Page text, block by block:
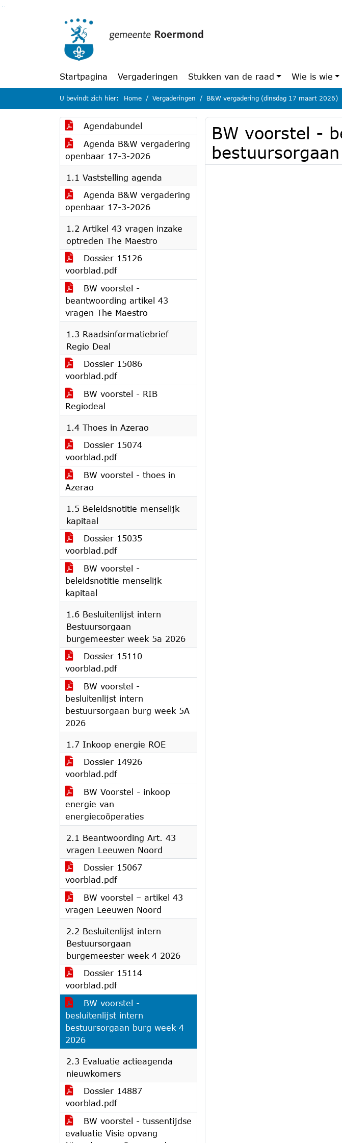
Startpagina Vergaderingen Stukken van de raad Wie is wie
U bevindt zich hier: Home Vergaderingen B&W vergadering (dinsdag 17 maart 2026)
Agendabundel
Agenda B&W vergadering
openbaar 17-3-2026
1.1 Vaststelling agenda
Agenda B&W vergadering
openbaar 17-3-2026
1.2 Artikel 43 vragen inzake
optreden The Maestro
Dossier 15126
voorblad.pdf
BW voorstel -
beantwoording artikel 43
vragen The Maestro
1.3 Raadsinformatiebrief
Regio Deal
Dossier 15086
voorblad.pdf
BW voorstel - RIB
Regiodeal
1.4 Thoes in Azerao
Dossier 15074
voorblad.pdf
BW voorstel - thoes in
Azerao
1.5 Beleidsnotitie menselijk
kapitaal
Dossier 15035
voorblad.pdf
BW voorstel -
beleidsnotitie menselijk
kapitaal
1.6 Besluitenlijst intern
Bestuursorgaan
burgemeester week 5a 2026
Dossier 15110
voorblad.pdf
BW voorstel -
besluitenlijst intern
bestuursorgaan burg week 5A
2026
1.7 Inkoop energie ROE
Dossier 14926
voorblad.pdf
BW Voorstel - inkoop
energie van
energiecoöperaties
2.1 Beantwoording Art. 43
vragen Leeuwen Noord
Dossier 15067
voorblad.pdf
BW voorstel – artikel 43
vragen Leeuwen Noord
2.2 Besluitenlijst intern
Bestuursorgaan
burgemeester week 4 2026
Dossier 15114
voorblad.pdf
BW voorstel -
besluitenlijst intern
bestuursorgaan burg week 4
2026
2.3 Evaluatie actieagenda
nieuwkomers
Dossier 14887
voorblad.pdf
BW voorstel - tussentijdse
evaluatie Visie opvang
BW voorstel -